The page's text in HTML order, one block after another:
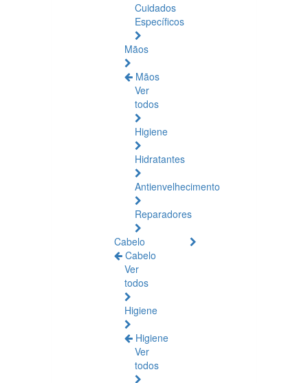
Cuidados
Específicos
Mãos
Mãos
Ver
todos
Higiene
Hidratantes
Antienvelhecimento
Reparadores
Cabelo
Cabelo
Ver
todos
Higiene
Higiene
Ver
todos